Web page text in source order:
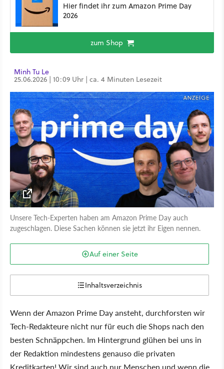
Hier findet ihr zum Amazon Prime Day
2026
zum Shop
Minh Tu Le
25.06.2026 | 10:09 Uhr | ca. 4 Minuten Lesezeit
Unsere Tech-Experten haben am Amazon Prime Day auch
zugeschlagen. Diese Sachen können sie jetzt ihr Eigen nennen.
Auf einer Seite
Inhaltsverzeichnis
Wenn der Amazon Prime Day ansteht, durchforsten wir
Tech-Redakteure nicht nur für euch die Shops nach den
besten Schnäppchen. Im Hintergrund glühen bei uns in
der Redaktion mindestens genauso die privaten
Kreditkarten! Wir sind auch nur Menschen und wenn die